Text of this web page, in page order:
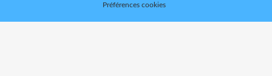
Préférences cookies